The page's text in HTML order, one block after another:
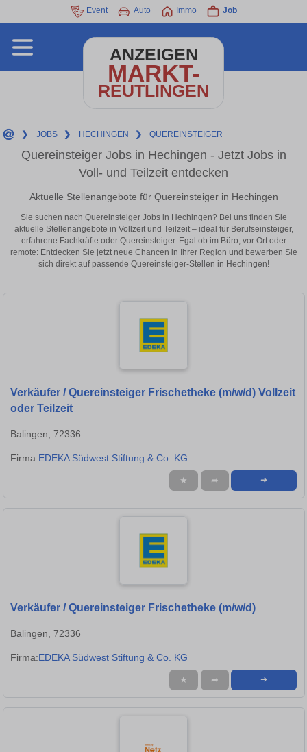
Event Auto Immo Job
ANZEIGEN
MARKT-
REUTLINGEN
❯ JOBS ❯ HECHINGEN ❯ QUEREINSTEIGER
Quereinsteiger Jobs in Hechingen - Jetzt Jobs in
Voll- und Teilzeit entdecken
Aktuelle Stellenangebote für Quereinsteiger in Hechingen
Sie suchen nach Quereinsteiger Jobs in Hechingen? Bei uns finden Sie
aktuelle Stellenangebote in Vollzeit und Teilzeit – ideal für Berufseinsteiger,
erfahrene Fachkräfte oder Quereinsteiger. Egal ob im Büro, vor Ort oder
remote: Entdecken Sie jetzt neue Chancen in Ihrer Region und bewerben Sie
sich direkt auf passende Quereinsteiger-Stellen in Hechingen!
Verkäufer / Quereinsteiger Frischetheke (m/w/d) Vollzeit
oder Teilzeit
Balingen, 72336
Firma:EDEKA Südwest Stiftung & Co. KG
★ ➦ ➜
Verkäufer / Quereinsteiger Frischetheke (m/w/d)
Balingen, 72336
Firma:EDEKA Südwest Stiftung & Co. KG
★ ➦ ➜